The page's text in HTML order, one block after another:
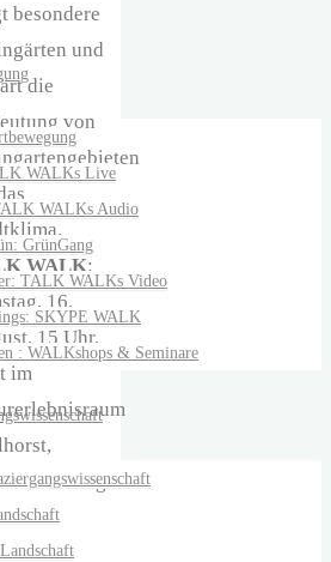
WALKs Live
WALKs Audio
GrünGang
TALK WALKs Video
SKYPE WALK
: WALKshops & Seminare
besondere
und
die
von
WALK:
16.
15 Uhr.
im
Weg